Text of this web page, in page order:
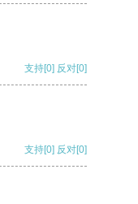
支持[0] 反对[0]
支持[0] 反对[0]